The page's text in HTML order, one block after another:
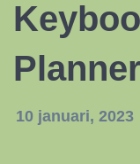
10 januari, 2023